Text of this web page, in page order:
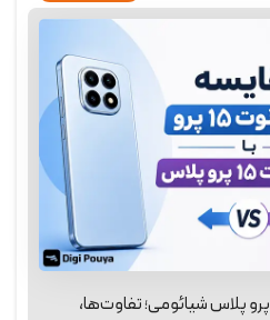
مقایسه نوت 15 پرو با نوت 15 پرو پلاس شیائومی؛ تفاوت‌ها،